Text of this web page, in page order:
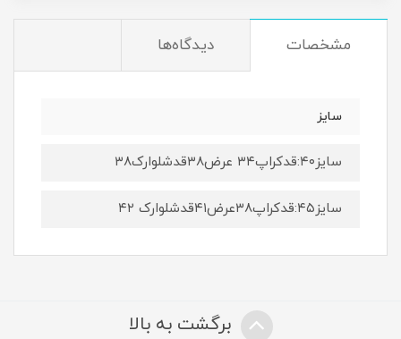
مشخصات دیدگاه‌ها
سایز
سایز۴۰:قدکراپ۳۴ عرض۳۸قدشلوارک۳۸
سایز۴۵:قدکراپ۳۸عرض۴۱قدشلوارک ۴۲
برگشت به بالا